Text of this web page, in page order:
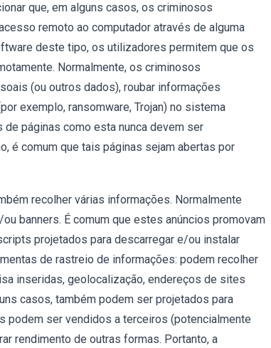
que, em alguns casos, os criminosos
remoto ao computador através de alguma
deste tipo, os utilizadores permitem que os
Normalmente, os criminosos
(ou outros dados), roubar informações
exemplo, ransomware, Trojan) no sistema
páginas como esta nunca devem ser
é comum que tais páginas sejam abertas por
recolher várias informações. Normalmente
banners. É comum que estes anúncios promovam
projetados para descarregar e/ou instalar
de rastreio de informações: podem recolher
inseridas, geolocalização, endereços de sites
casos, também podem ser projetados para
podem ser vendidos a terceiros (potencialmente
rendimento de outras formas. Portanto, a